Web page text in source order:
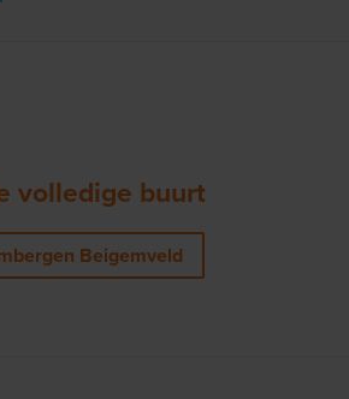
volledige buurt
Beigemveld